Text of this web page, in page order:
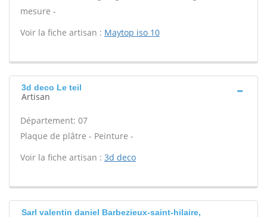
mesure -
Voir la fiche artisan : Maytop iso 10
3d deco Le teil
Artisan
Département: 07
Plaque de plâtre - Peinture -
Voir la fiche artisan : 3d deco
Sarl valentin daniel Barbezieux-saint-hilaire,